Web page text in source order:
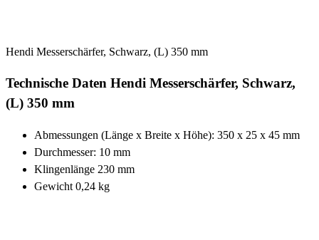
Hendi Messerschärfer, Schwarz, (L) 350 mm
Technische Daten Hendi Messerschärfer, Schwarz,
(L) 350 mm
Abmessungen (Länge x Breite x Höhe): 350 x 25 x 45 mm
Durchmesser: 10 mm
Klingenlänge 230 mm
Gewicht 0,24 kg